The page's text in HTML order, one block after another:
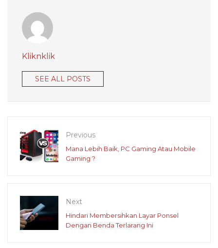
Kliknklik
SEE ALL POSTS
Previous
Mana Lebih Baik, PC Gaming Atau Mobile
Gaming ?
Next
Hindari Membersihkan Layar Ponsel
Dengan Benda Terlarang Ini